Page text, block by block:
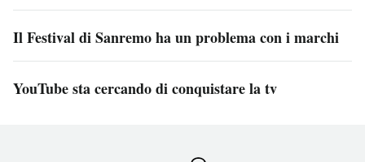
Il Festival di Sanremo ha un problema con i marchi
YouTube sta cercando di conquistare la tv